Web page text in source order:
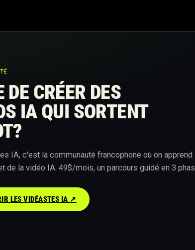
DE CRÉER DES
IA QUI SORTENT
IA, c'est la communauté francophone où on apprend
de la vidéo IA. 49$/mois, un parcours guidé en 3
LES VIDÉASTES IA ↗︎